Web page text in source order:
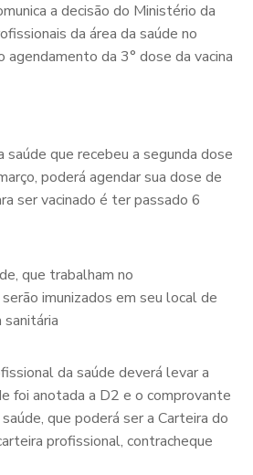
a decisão do Ministério da
da área da saúde no
agendamento da 3° dose da vacina
que recebeu a segunda dose
poderá agendar sua dose de
ser vacinado é ter passado 6
que trabalham no
imunizados em seu local de
sanitária
da saúde deverá levar a
foi anotada a D2 e o comprovante
que poderá ser a Carteira do
profissional, contracheque